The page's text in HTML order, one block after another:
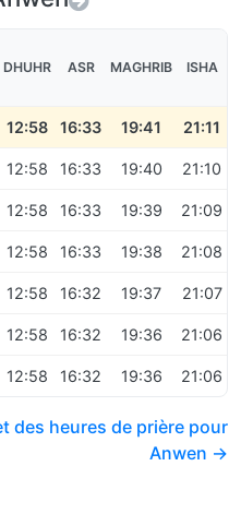
DHUHR ASR MAGHRIB ISHA
12:58 16:33 19:41 21:11
12:58 16:33 19:40 21:10
12:58 16:33 19:39 21:09
12:58 16:33 19:38 21:08
12:58 16:32 19:37 21:07
12:58 16:32 19:36 21:06
12:58 16:32 19:36 21:06
des heures de prière pour
Anwen →